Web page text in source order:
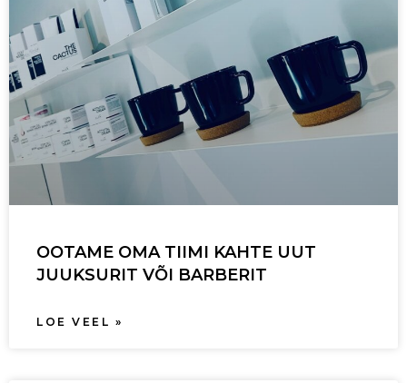
OOTAME OMA TIIMI KAHTE UUT
JUUKSURIT VÕI BARBERIT
LOE VEEL »